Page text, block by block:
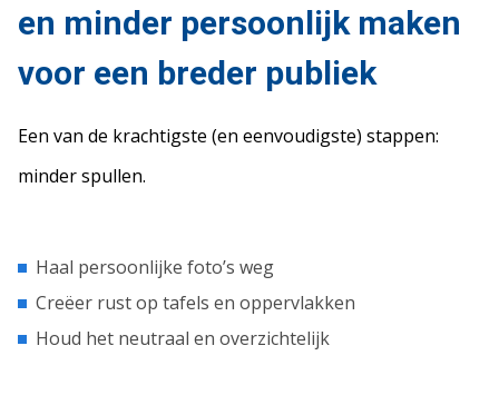
en minder persoonlijk maken
voor een breder publiek
Een van de krachtigste (en eenvoudigste) stappen:
minder spullen.
Haal persoonlijke foto’s weg
Creëer rust op tafels en oppervlakken
Houd het neutraal en overzichtelijk